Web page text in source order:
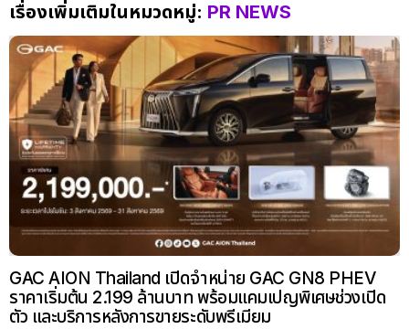
เรื่องเพิ่มเติมในหมวดหมู่: PR NEWS
GAC AION Thailand เปิดจำหน่าย GAC GN8 PHEV
ราคาเริ่มต้น 2.199 ล้านบาท พร้อมแคมเปญพิเศษช่วงเปิด
ตัว และบริการหลังการขายระดับพรีเมียม